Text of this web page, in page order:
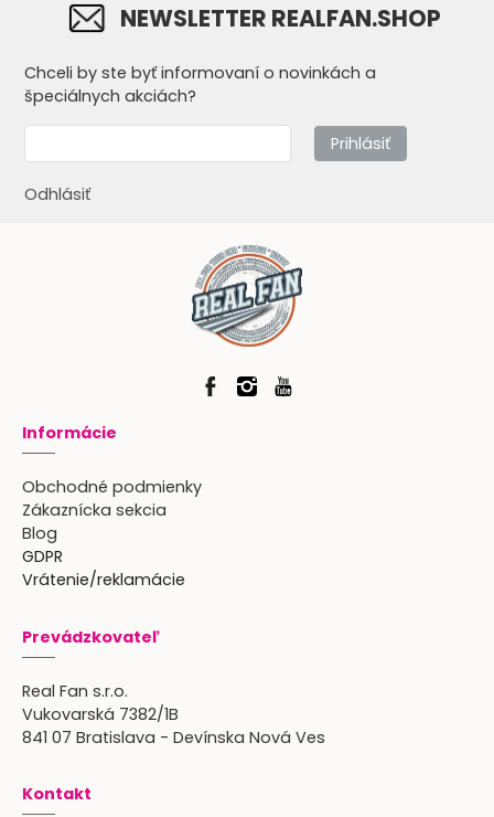
NEWSLETTER REALFAN.SHOP
Chceli by ste byť informovaní o novinkách a
špeciálnych akciách?
Prihlásiť
Odhlásiť
Informácie
Obchodné podmienky
Zákaznícka sekcia
Blog
GDPR
Vrátenie/reklamácie
Prevádzkovateľ
Real Fan s.r.o.
Vukovarská 7382/1B
841 07 Bratislava - Devínska Nová Ves
Kontakt